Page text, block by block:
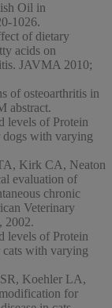
Oil in
1026.
of dietary
acids on
JAVMA 2010;
of osteoarthritis in
abstract.
levels of Protein
dogs with varying
Kirk CA, Neaton
evaluation of
chronic
Veterinary
2002.
levels of Protein
cats with varying
Koehler LA,
for